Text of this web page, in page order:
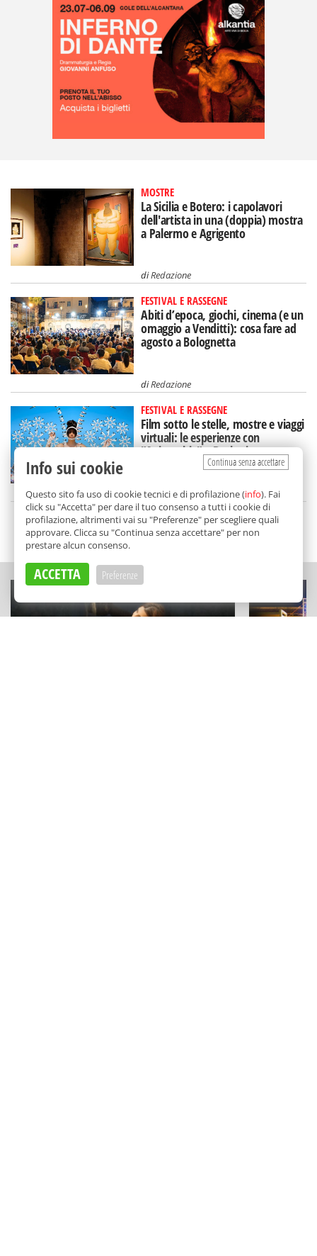
MOSTRE
La Sicilia e Botero: i capolavori
dell'artista in una (doppia) mostra
a Palermo e Agrigento
diRedazione
FESTIVAL E RASSEGNE
Abiti d’epoca, giochi, cinema (e un
omaggio a Venditti): cosa fare ad
agosto a Bolognetta
diRedazione
FESTIVAL E RASSEGNE
Film sotto le stelle, mostre e viaggi
virtuali: le esperienze con
"Animaphix" a Bagheria
diRedazione
SCELTO DA BALARM
Continua senza accettare
Info sui cookie
Questo sito fa uso di cookie tecnici e di profilazione (info). Fai
click su "Accetta" per dare il tuo consenso a tutti i cookie di
profilazione, altrimenti vai su "Preferenze" per scegliere quali
approvare. Clicca su "Continua senza accettare" per non
prestare alcun consenso.
ACCETTA Preferenze